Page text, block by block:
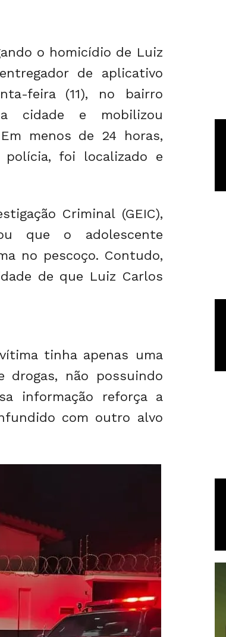
o homicídio de Luiz
de aplicativo
feira (11), no bairro
cidade e mobilizou
menos de 24 horas,
foi localizado e
Criminal (GEIC),
que o adolescente
no pescoço. Contudo,
de que Luiz Carlos
tinha apenas uma
drogas, não possuindo
informação reforça a
com outro alvo